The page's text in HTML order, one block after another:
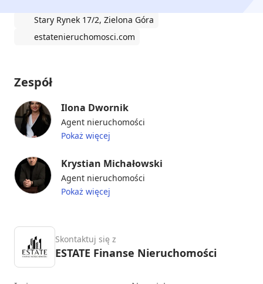
Stary Rynek 17/2, Zielona Góra
estatenieruchomosci.com
Zespół
Ilona Dwornik
Agent nieruchomości
Pokaż więcej
Krystian Michałowski
Agent nieruchomości
Pokaż więcej
Skontaktuj się z
ESTATE Finanse Nieruchomości